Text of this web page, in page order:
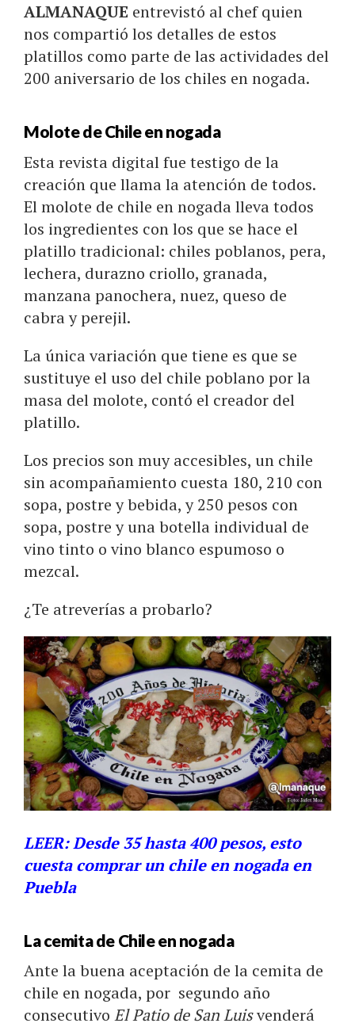
ALMANAQUE entrevistó al chef quien
nos compartió los detalles de estos
platillos como parte de las actividades del
200 aniversario de los chiles en nogada.
Molote de Chile en nogada
Esta revista digital fue testigo de la
creación que llama la atención de todos.
El molote de chile en nogada lleva todos
los ingredientes con los que se hace el
platillo tradicional: chiles poblanos, pera,
lechera, durazno criollo, granada,
manzana panochera, nuez, queso de
cabra y perejil.
La única variación que tiene es que se
sustituye el uso del chile poblano por la
masa del molote, contó el creador del
platillo.
Los precios son muy accesibles, un chile
sin acompañamiento cuesta 180, 210 con
sopa, postre y bebida, y 250 pesos con
sopa, postre y una botella individual de
vino tinto o vino blanco espumoso o
mezcal.
¿Te atreverías a probarlo?
LEER: Desde 35 hasta 400 pesos, esto
cuesta comprar un chile en nogada en
Puebla
La cemita de Chile en nogada
Ante la buena aceptación de la cemita de
chile en nogada, por segundo año
consecutivo El Patio de San Luisvenderá